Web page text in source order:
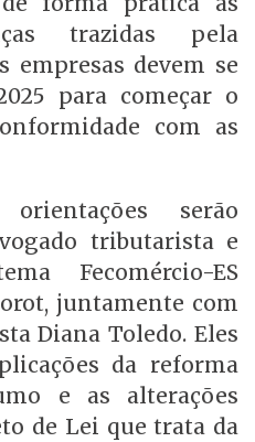
trazidas pela
empresas devem se
para começar o
com as
serão
tributarista e
Fecomércio-ES
juntamente com
Diana Toledo. Eles
da reforma
e as alterações
de Lei que trata da